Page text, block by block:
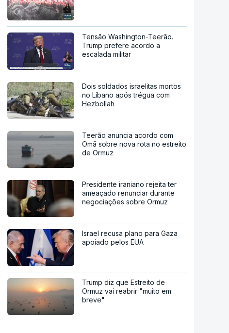
Tensão Washington-Teerão.
Trump prefere acordo a
escalada militar
Dois soldados israelitas mortos
no Líbano após trégua com
Hezbollah
Teerão anuncia acordo com
Omã sobre nova rota no estreito
de Ormuz
Presidente iraniano rejeita ter
ameaçado renunciar durante
negociações sobre Ormuz
Israel recusa plano para Gaza
apoiado pelos EUA
Trump diz que Estreito de
Ormuz vai reabrir "muito em
breve"